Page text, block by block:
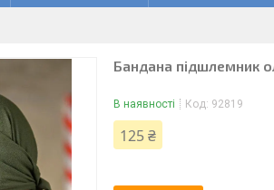
Бандана підшлемник
В наявності Код: 92819
125 ₴